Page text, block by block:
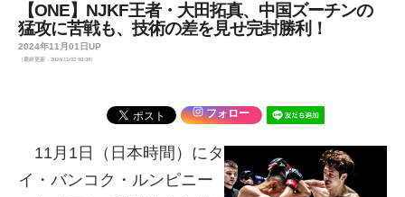
【ONE】NJKF王者・大田拓真、中国ズーチンの
猛攻に苦戦も、技術の差を見せ完封勝利！
2024年11月01日UP
（最終更新：2024/11/02 00:39）
フォロー
11月1日（日本時間）にタ
イ・バンコク・ルンピニー